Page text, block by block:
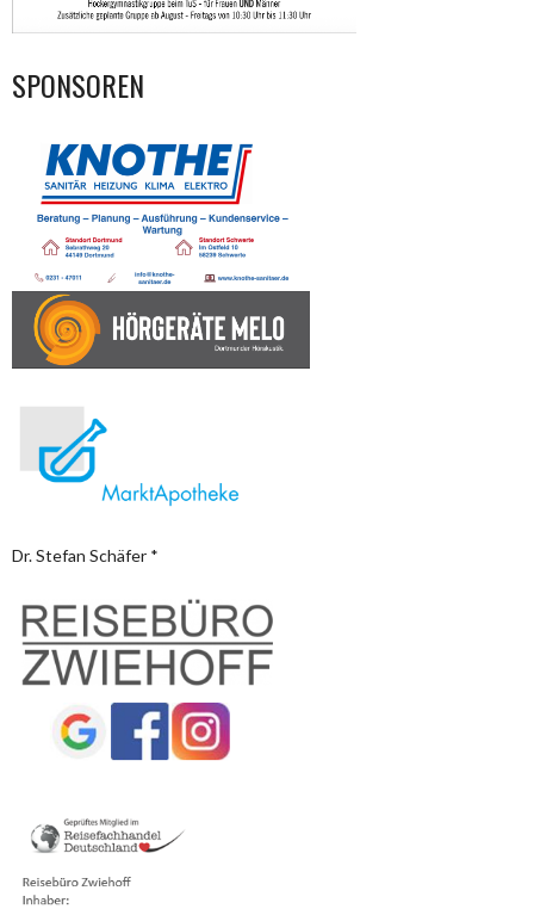
SPONSOREN
Dr. Stefan Schäfer *